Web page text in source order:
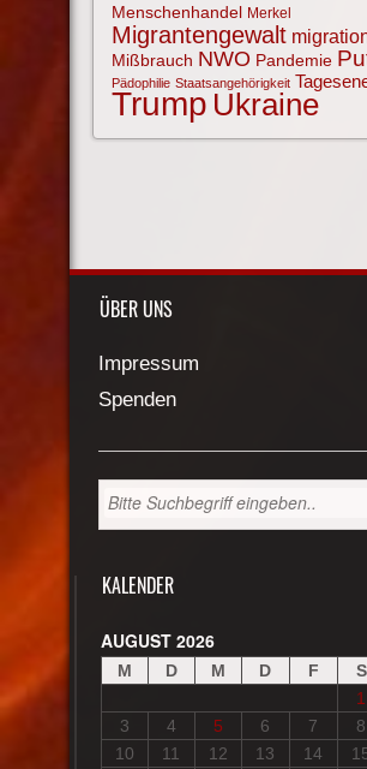
Menschenhandel Merkel
Migrantengewalt
Mißbrauch NWO Pandemie
Pädophilie Staatsangehörigkeit
Trump Ukraine
ÜBER UNS
Impressum
Spenden
KALENDER
AUGUST 2026
M D M D F S
1
3
4 5 6 7 8
10
11 12 13 14